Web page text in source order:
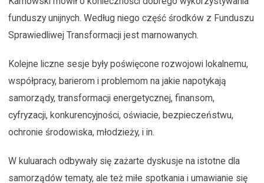
funduszy unijnych. Według niego część środków z Funduszu
Sprawiedliwej Transformacji jest marnowanych.
Kolejne liczne sesje były poświęcone rozwojowi lokalnemu,
współpracy, barierom i problemom na jakie napotykają
samorządy, transformacji energetycznej, finansom,
cyfryzacji, konkurencyjności, oświacie, bezpieczeństwu,
ochronie środowiska, młodzieży, i in.
W kuluarach odbywały się zażarte dyskusje na istotne dla
samorządów tematy, ale też miłe spotkania i umawianie się